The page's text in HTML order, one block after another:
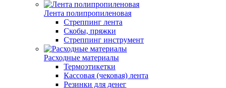
Лента полипропиленовая
Стреппинг лента
Скобы, пряжки
Стреппинг инструмент
Расходные материалы
Термоэтикетки
Кассовая (чековая) лента
Резинки для денег